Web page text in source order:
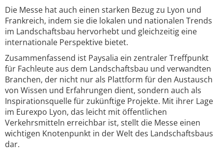
Die Messe hat auch einen starken Bezug zu Lyon und
Frankreich, indem sie die lokalen und nationalen Trends
im Landschaftsbau hervorhebt und gleichzeitig eine
internationale Perspektive bietet.
Zusammenfassend ist Paysalia ein zentraler Treffpunkt
für Fachleute aus dem Landschaftsbau und verwandten
Branchen, der nicht nur als Plattform für den Austausch
von Wissen und Erfahrungen dient, sondern auch als
Inspirationsquelle für zukünftige Projekte. Mit ihrer Lage
im Eurexpo Lyon, das leicht mit öffentlichen
Verkehrsmitteln erreichbar ist, stellt die Messe einen
wichtigen Knotenpunkt in der Welt des Landschaftsbaus
dar.